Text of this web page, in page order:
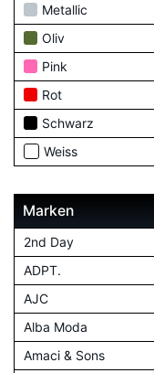
Metallic
Oliv
Pink
Rot
Schwarz
Weiss
Marken
2nd Day
ADPT.
AJC
Alba Moda
Amaci & Sons